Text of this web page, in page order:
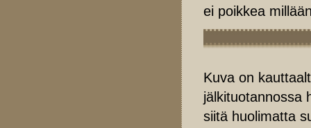
ei poikkea
Kuva on
jälkituotannossa
siitä huolimatta